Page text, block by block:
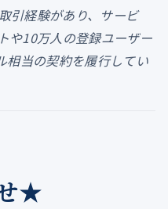
引経験があり、サービ
や10万人の登録ユーザー
相当の契約を履行してい
★